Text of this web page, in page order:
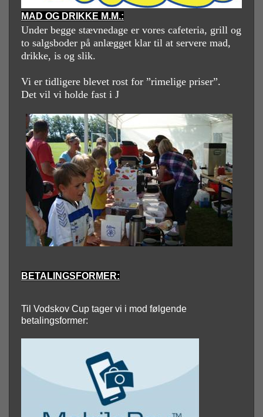
MAD OG DRIKKE M.M.:
Under begge stævnedage er vores cafeteria, grill og
to salgsboder på anlægget klar til at servere mad,
drikke, is og slik.
Vi er tidligere blevet rost for ”rimelige priser”.
Det vil vi holde fast i J
BETALINGSFORMER:
Til Vodskov Cup tager vi i mod følgende
betalingsformer: